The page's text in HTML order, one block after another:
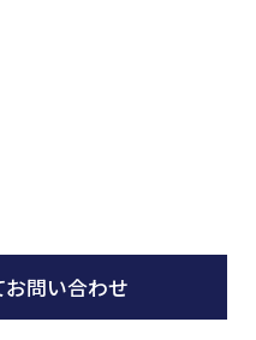
お問い合わせ